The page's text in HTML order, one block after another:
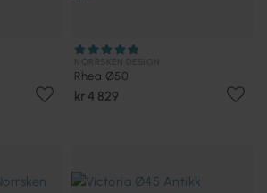
Rhea Ø50
kr 4 829